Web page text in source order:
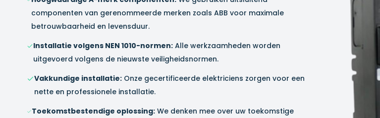
componenten van gerenommeerde merken zoals ABB voor maximale
betrouwbaarheid en levensduur.
Installatie volgens NEN 1010-normen: Alle werkzaamheden worden
uitgevoerd volgens de nieuwste veiligheidsnormen.
Vakkundige installatie:Onze gecertificeerde elektriciens zorgen voor een
nette en professionele installatie.
Toekomstbestendige oplossing:We denken mee over uw toekomstige